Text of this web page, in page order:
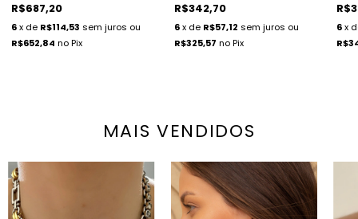
R$687,20
6x de R$114,53 sem juros ou
R$652,84 no Pix
R$342,70
6 x de R$57,12 sem juros ou
R$325,57 no Pix
6 x
MAIS VENDIDOS